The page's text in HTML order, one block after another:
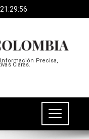
21:29:57
Precisa,
Claras.